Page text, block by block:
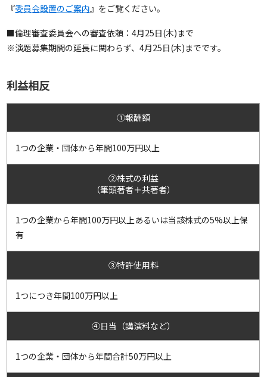
『委員会設置のご案内 』をご覧ください。
■倫理審査委員会への審査依頼：4月25日(木)まで
※演題募集期間の延長に関わらず、4月25日(木)までです。
利益相反
①報酬額
1つの企業・団体から年間100万円以上
②株式の利益
（筆頭著者＋共著者）
1つの企業から年間100万円以上あるいは当該株式の5%以上保
有
③特許使用料
1つにつき年間100万円以上
④日当（講演料など）
1つの企業・団体から年間合計50万円以上